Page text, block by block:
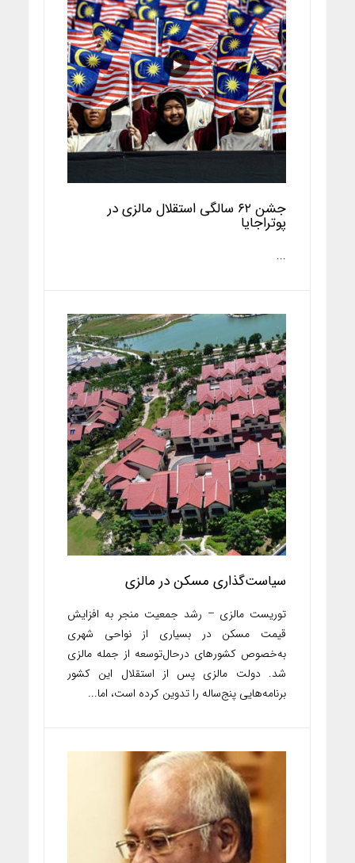
جشن ۶۲ سالگی استقلال مالزی در
پوتراجایا
...
سیاست‌گذاری مسکن در مالزی
توریست مالزی – رشد جمعیت منجر به افزایش
قیمت مسکن در بسیاری از نواحی شهری
به‌خصوص کشورهای درحال‌توسعه از جمله مالزی
شد. دولت مالزی پس از استقلال این کشور
برنامه‌هایی پنج‌ساله را تدوین کرده است، اما...